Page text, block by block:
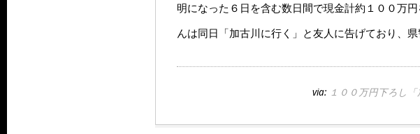
明になった６日を含む数日間で現金計約１００万
んは同日「加古川に行く」と友人に告げており、
via: １００万円下ろし